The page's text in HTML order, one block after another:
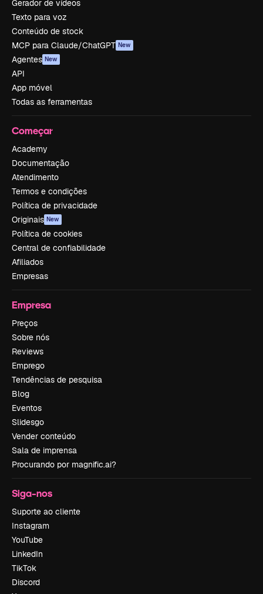
Gerador de vídeos
Texto para voz
Conteúdo de stock
MCP para Claude/ChatGPT New
Agentes New
API
App móvel
Todas as ferramentas
Começar
Academy
Documentação
Atendimento
Termos e condições
Política de privacidade
Originais New
Política de cookies
Central de confiabilidade
Afiliados
Empresas
Empresa
Preços
Sobre nós
Reviews
Emprego
Tendências de pesquisa
Blog
Eventos
Slidesgo
Vender conteúdo
Sala de imprensa
Procurando por magnific.ai?
Siga-nos
Suporte ao cliente
Instagram
YouTube
LinkedIn
TikTok
Discord